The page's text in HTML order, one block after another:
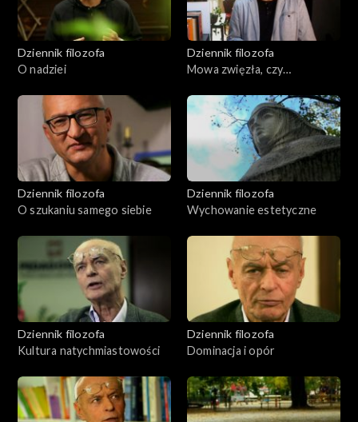
Dziennik filozofa
O nadziei
Dziennik filozofa
Mowa zwięzła, czy
Dziennik filozofa
O szukaniu samego siebie
Dziennik filozofa
Wychowanie estetyczne
Dziennik filozofa
Kultura natychmiastowości
Dziennik filozofa
Dominacja i opór